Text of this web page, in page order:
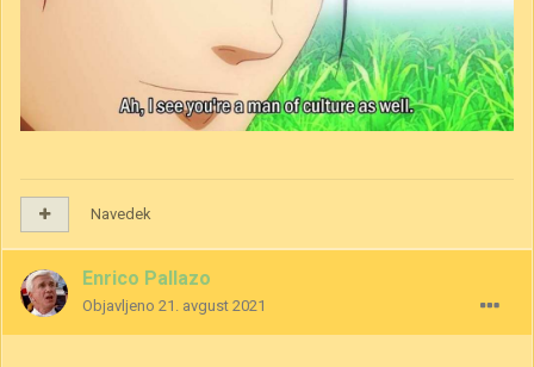
Navedek
Enrico Pallazo
Objavljeno 21. avgust 2021